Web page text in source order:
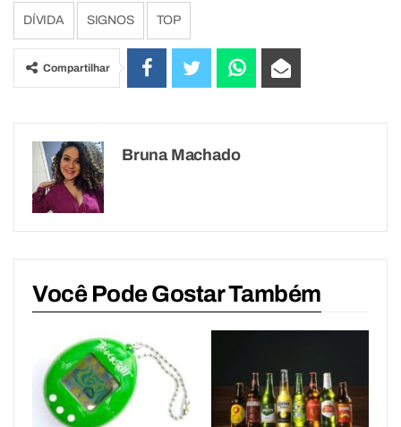
DÍVIDA SIGNOS TOP
Compartilhar
Bruna Machado
Você Pode Gostar Também